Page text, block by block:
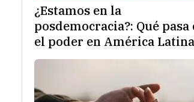
¿Estamos en la
posdemocracia?: Qué pasa
el poder en América Latina